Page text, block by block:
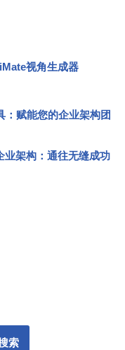
视角生成器
赋能您的企业架构团
架构：通往无缝成功
索